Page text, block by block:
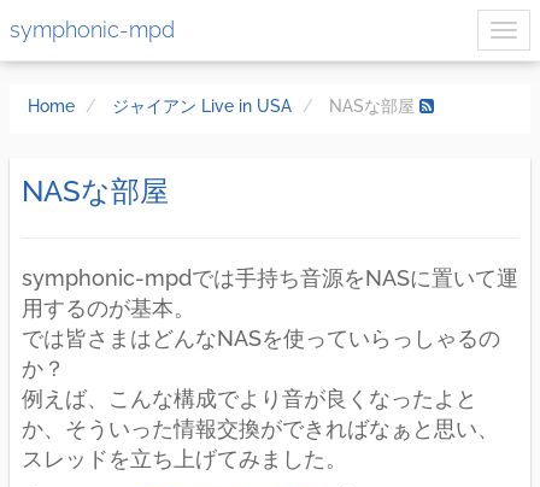
symphonic-mpd
Home ジャイアン Live in USA NASな部屋
NASな部屋
symphonic-mpdでは手持ち音源をNASに置いて運
用するのが基本。
では皆さまはどんなNASを使っていらっしゃるの
か？
例えば、こんな構成でより音が良くなったよと
か、そういった情報交換ができればなぁと思い、
スレッドを立ち上げてみました。